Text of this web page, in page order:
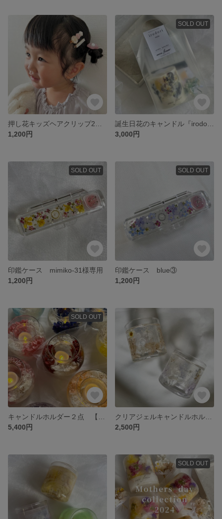
1,200円
SOLD OUT
3,000円
SOLD OUT
印鑑ケース mimiko-31様専用
1,200円
SOLD OUT
印鑑ケース blue③
1,200円
SOLD OUT
5,400円
2,500円
SOLD OUT